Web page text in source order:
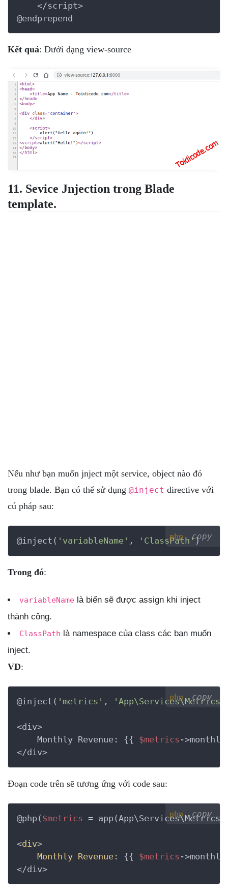
    </script>
@endprepend
Kết quả: Dưới dạng view-source
11. Sevice Jnjection trong Blade
template.
Nếu như bạn muốn jnject một service, object nào đó
trong blade. Bạn có thể sử dụng @inject directive với
cú pháp sau:
php copy
@inject( 'variableName' , 'ClassPath')
Trong đó:
variableNamelà biến sẽ được assign khi inject
thành công.
ClassPath là namespace của class các bạn muốn
inject.
VD:
php copy
@inject( 'metrics' ,
<div>
    Monthly Revenue: {{
$metrics -
</div>
Đoạn code trên sẽ tương ứng với code sau:
php copy
@php( $metrics =
<div>
Monthly Revenue: {{ $metrics -
</div>